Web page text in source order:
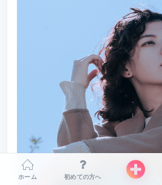
ホーム 初めての方へ